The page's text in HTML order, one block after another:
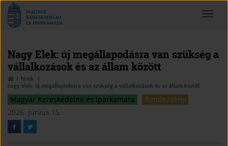
Magyar
Kereskedelmi
és
Toggle
Nagy Elek: új megállapodásra van szükség a
vállalkozások és az állam között
hírek
nagy elek: új megállapodásra van szükség a vállalkozások és az állam között
Magyar Kereskedelmi és Iparkamara
Rendezvény
2026. június 15.